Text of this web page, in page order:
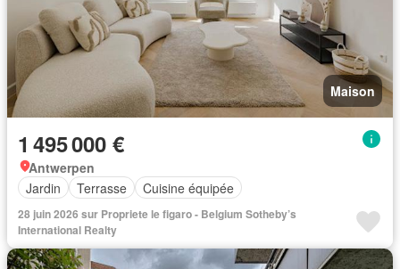
Maison
1 495 000 €
Antwerpen
Jardin
Terrasse Cuisine équipée
28 juin 2026 sur Propriete le figaro - Belgium Sotheby’s
International Realty